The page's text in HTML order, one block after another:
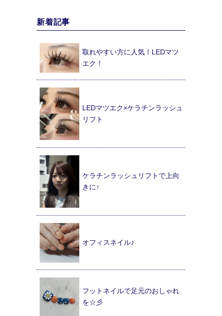
新着記事
取れやすい方に人気！LEDマツ
エク！
LEDマツエク×ケラチンラッシュ
リフト
ケラチンラッシュリフトで上向
きに↑
オフィスネイル♪
フットネイルで足元のおしゃれ
を☆彡